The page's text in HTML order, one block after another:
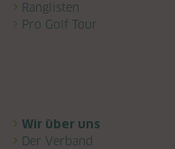
Ranglisten
Pro Golf Tour
Wir über uns
Der Verband